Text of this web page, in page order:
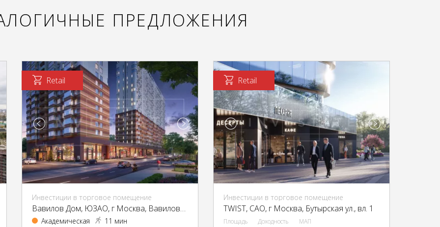
ПРЕДЛОЖЕНИЯ
Retail
Инвестиции в торговое помещение
Вавилов Дом, ЮЗАО, г Москва, Вавилова ул., вл. 27-31
Академическая 11 мин
Retail
Инвестиции в торговое помещение
TWIST, CАО, г Москва, Бутырская ул., вл. 1
Площадь Доходность МАП